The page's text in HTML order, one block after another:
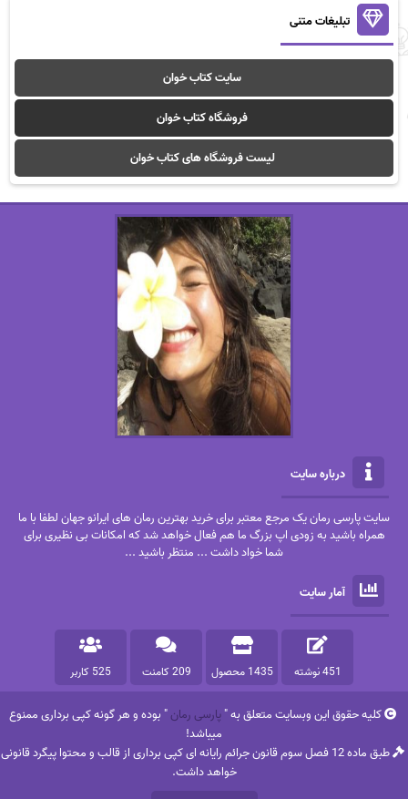
تبلیغات متنی
سایت کتاب خوان
فروشگاه کتاب خوان
لیست فروشگاه های کتاب خوان
درباره سایت
سایت پارسی رمان یک مرجع معتبر برای خرید بهترین رمان های ایرانو جهان لطفا با ما
همراه باشید به زودی اپ بزرگ ما هم فعال خواهد شد که امکانات بی نظیری برای
شما خواد داشت ... منتظر باشید ...
آمار سایت
451 نوشته 1435 محصول 209 کامنت 525 کاربر
کلیه حقوق این وبسایت متعلق به "پارسی رمان" بوده و هر گونه کپی برداری ممنوع
میباشد!
طبق ماده 12 فصل سوم قانون جرائم رایانه ای کپی برداری از قالب و محتوا پیگرد قانونی
خواهد داشت.